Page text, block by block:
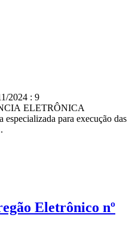
2024 : 9
ELETRÔNICA
para execução das
Eletrônico nº